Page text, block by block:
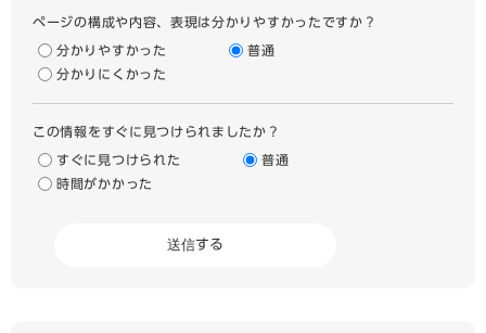
ページの構成や内容、表現は分かりやすかったですか？
分かりやすかった
普通
分かりにくかった
この情報をすぐに見つけられましたか？
すぐに見つけられた
普通
時間がかかった